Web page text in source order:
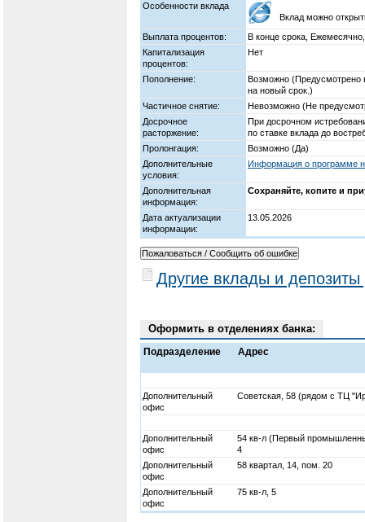
Особенности вклада
Вклад можно
Выплата процентов:
В конце срока,
Капитализация
процентов:
Нет
Пополнение:
Возможно (Предусмотрено
на новый срок.)
Частичное снятие:
Невозможно (Не
Досрочное
расторжение:
При досрочном
по ставке вклада до
Пролонгация:
Возможно (Да)
Дополнительные
условия:
Информация о программе
Дополнительная
информация:
Сохраняйте, копите и
Дата актуализации
информации:
13.05.2026
Другие вклады и
Оформить в отделениях банка:
Подразделение Адрес
Дополнительный
офис
Советская, 58 (рядом с ТЦ
Дополнительный
офис
54 кв-л (Первый
4
Дополнительный
офис
58 квартал, 14, пом. 20
Дополнительный
офис
75 кв-л, 5